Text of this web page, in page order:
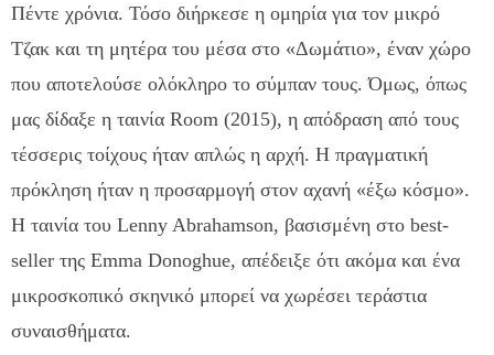
Πέντε χρόνια. Τόσο διήρκεσε η ομηρία για τον μικρό
Τζακ και τη μητέρα του μέσα στο «Δωμάτιο», έναν χώρο
που αποτελούσε ολόκληρο το σύμπαν τους. Όμως, όπως
μας δίδαξε η ταινία Room (2015), η απόδραση από τους
τέσσερις τοίχους ήταν απλώς η αρχή. Η πραγματική
πρόκληση ήταν η προσαρμογή στον αχανή «έξω κόσμο».
Η ταινία του Lenny Abrahamson, βασισμένη στο best-
seller της Emma Donoghue, απέδειξε ότι ακόμα και ένα
μικροσκοπικό σκηνικό μπορεί να χωρέσει τεράστια
συναισθήματα.